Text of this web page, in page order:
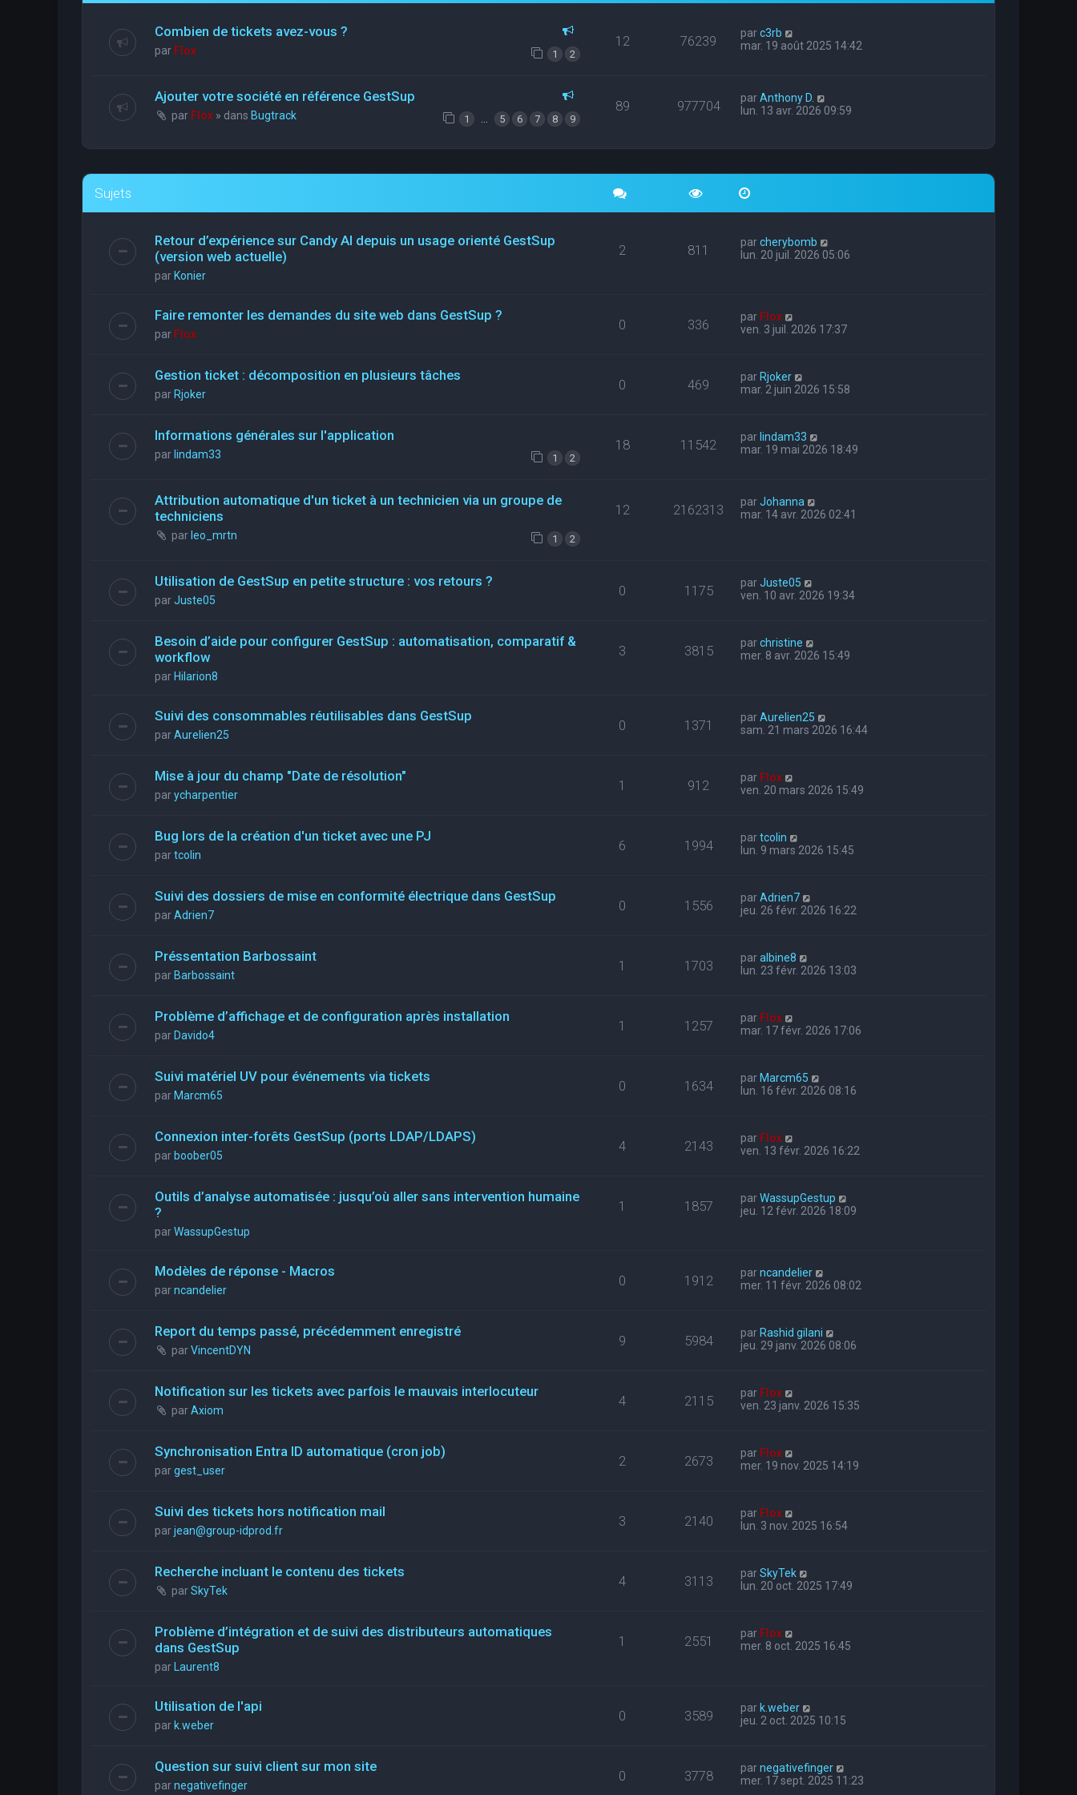
Combien de tickets avez-vous ?
par Flox 1 2
12 76239 parc3rb
mar. 19 août 2025 14:42
Ajouter votre société en référence GestSup
par Flox » dans Bugtrack 1 5 6 7 8 9
89 977704 parAnthony D.
lun. 13 avr. 2026 09:59
Sujets
Retour d’expérience sur Candy AI depuis un usage orienté GestSup
(version web actuelle)
par Konier
2 811 parcherybomb
lun. 20 juil. 2026 05:06
Faire remonter les demandes du site web dans GestSup ?
par Flox
0 336 par Flox
ven. 3 juil. 2026 17:37
Gestion ticket : décomposition en plusieurs tâches
par Rjoker
0 469 par Rjoker
mar. 2 juin 2026 15:58
Informations générales sur l'application
par lindam33 1 2
18 11542 par lindam33
mar. 19 mai 2026 18:49
Attribution automatique d'un ticket à un technicien via un groupe de
techniciens
par leo_mrtn 1 2
12 2162313 parJohanna
mar. 14 avr. 2026 02:41
Utilisation de GestSup en petite structure : vos retours ?
parJuste05
0 1175 parJuste05
ven. 10 avr. 2026 19:34
Besoin d’aide pour configurer GestSup : automatisation, comparatif &
workflow
par Hilarion8
3 3815 parchristine
mer. 8 avr. 2026 15:49
Suivi des consommables réutilisables dans GestSup
parAurelien25
0 1371 parAurelien25
sam. 21 mars 2026 16:44
Mise à jour du champ "Date de résolution"
parycharpentier
1 912 par Flox
ven. 20 mars 2026 15:49
Bug lors de la création d'un ticket avec une PJ
partcolin
6 1994 partcolin
lun. 9 mars 2026 15:45
Suivi des dossiers de mise en conformité électrique dans GestSup
parAdrien7
0 1556 parAdrien7
jeu. 26 févr. 2026 16:22
Préssentation Barbossaint
par Barbossaint
1 1703 paralbine8
lun. 23 févr. 2026 13:03
Problème d’affichage et de configuration après installation
par Davido4
1 1257 par Flox
mar. 17 févr. 2026 17:06
Suivi matériel UV pour événements via tickets
par Marcm65
0 1634 par Marcm65
lun. 16 févr. 2026 08:16
Connexion inter-forêts GestSup (ports LDAP/LDAPS)
par boober05
4 2143 par Flox
ven. 13 févr. 2026 16:22
Outils d’analyse automatisée : jusqu’où aller sans intervention humaine
?
parWassupGestup
1 1857 parWassupGestup
jeu. 12 févr. 2026 18:09
Modèles de réponse - Macros
parncandelier
0 1912 parncandelier
mer. 11 févr. 2026 08:02
Report du temps passé, précédemment enregistré
parVincentDYN
9 5984 par Rashid gilani
jeu. 29 janv. 2026 08:06
Notification sur les tickets avec parfois le mauvais interlocuteur
parAxiom
4 2115 par Flox
ven. 23 janv. 2026 15:35
Synchronisation Entra ID automatique (cron job)
pargest_user
2 2673 par Flox
mer. 19 nov. 2025 14:19
Suivi des tickets hors notification mail
parjean@group-idprod.fr
3 2140 par Flox
lun. 3 nov. 2025 16:54
Recherche incluant le contenu des tickets
parSkyTek
4 3113 parSkyTek
lun. 20 oct. 2025 17:49
Problème d’intégration et de suivi des distributeurs automatiques
dans GestSup
par Laurent8
1 2551 par Flox
mer. 8 oct. 2025 16:45
Utilisation de l'api
par k.weber
0 3589 par k.weber
jeu. 2 oct. 2025 10:15
Question sur suivi client sur mon site
parnegativefinger
0 3778 parnegativefinger
mer. 17 sept. 2025 11:23